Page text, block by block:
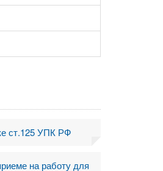
ст.125 УПК РФ
на работу для